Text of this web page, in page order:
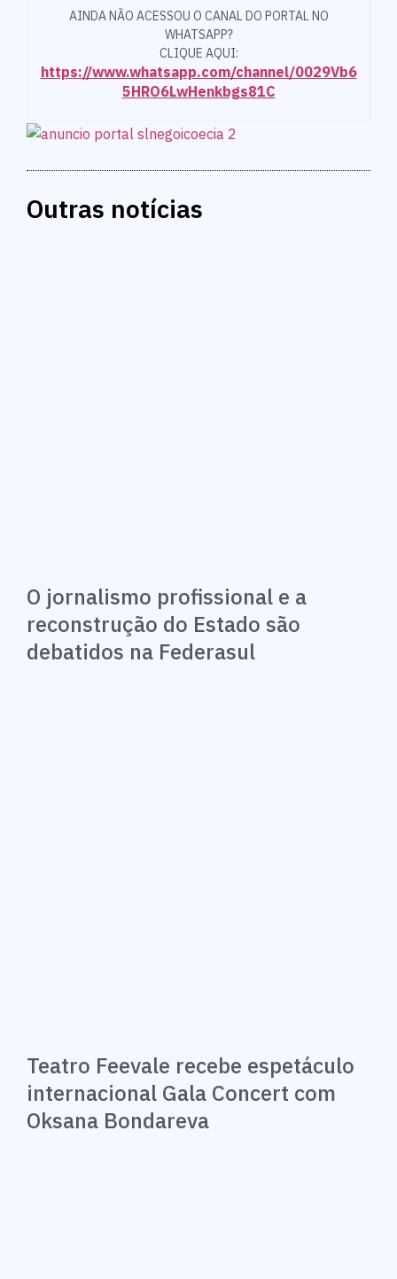
AINDA NÃO ACESSOU O CANAL DO PORTAL NO
WHATSAPP?
CLIQUE AQUI:
https://www.whatsapp.com/channel/0029Vb6
5HRO6LwHenkbgs81C
Outras notícias
O jornalismo profissional e a
reconstrução do Estado são
debatidos na Federasul
Teatro Feevale recebe espetáculo
internacional Gala Concert com
Oksana Bondareva